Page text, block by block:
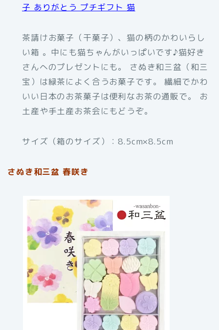
子 ありがとう プチギフト 猫
茶請けお菓子（干菓子）、猫の柄のかわいらし
い箱 。中にも猫ちゃんがいっぱいです♪猫好き
さんへのプレゼントにも。 さぬき和三盆（和三
宝）は緑茶によく合うお菓子です。 繊細でかわ
いい日本のお茶菓子は便利なお茶の通販で。 お
土産や手土産お茶会にもどうぞ。
サイズ（箱のサイズ）：8.5cm×8.5cm
さぬき和三盆 春咲き